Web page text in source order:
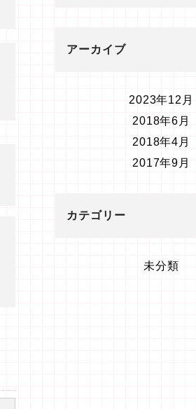
アーカイブ
2023年12月
2018年6月
2018年4月
2017年9月
カテゴリー
未分類